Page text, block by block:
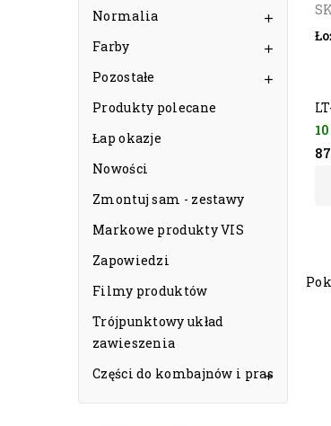
Normalia

Farby 
Pozostałe 
Produkty polecane
Łap okazje
Nowości
Zmontuj sam - zestawy
Markowe produkty VIS
Zapowiedzi
Filmy produktów
Trójpunktowy układ
zawieszenia
Części do kombajnów i pras
